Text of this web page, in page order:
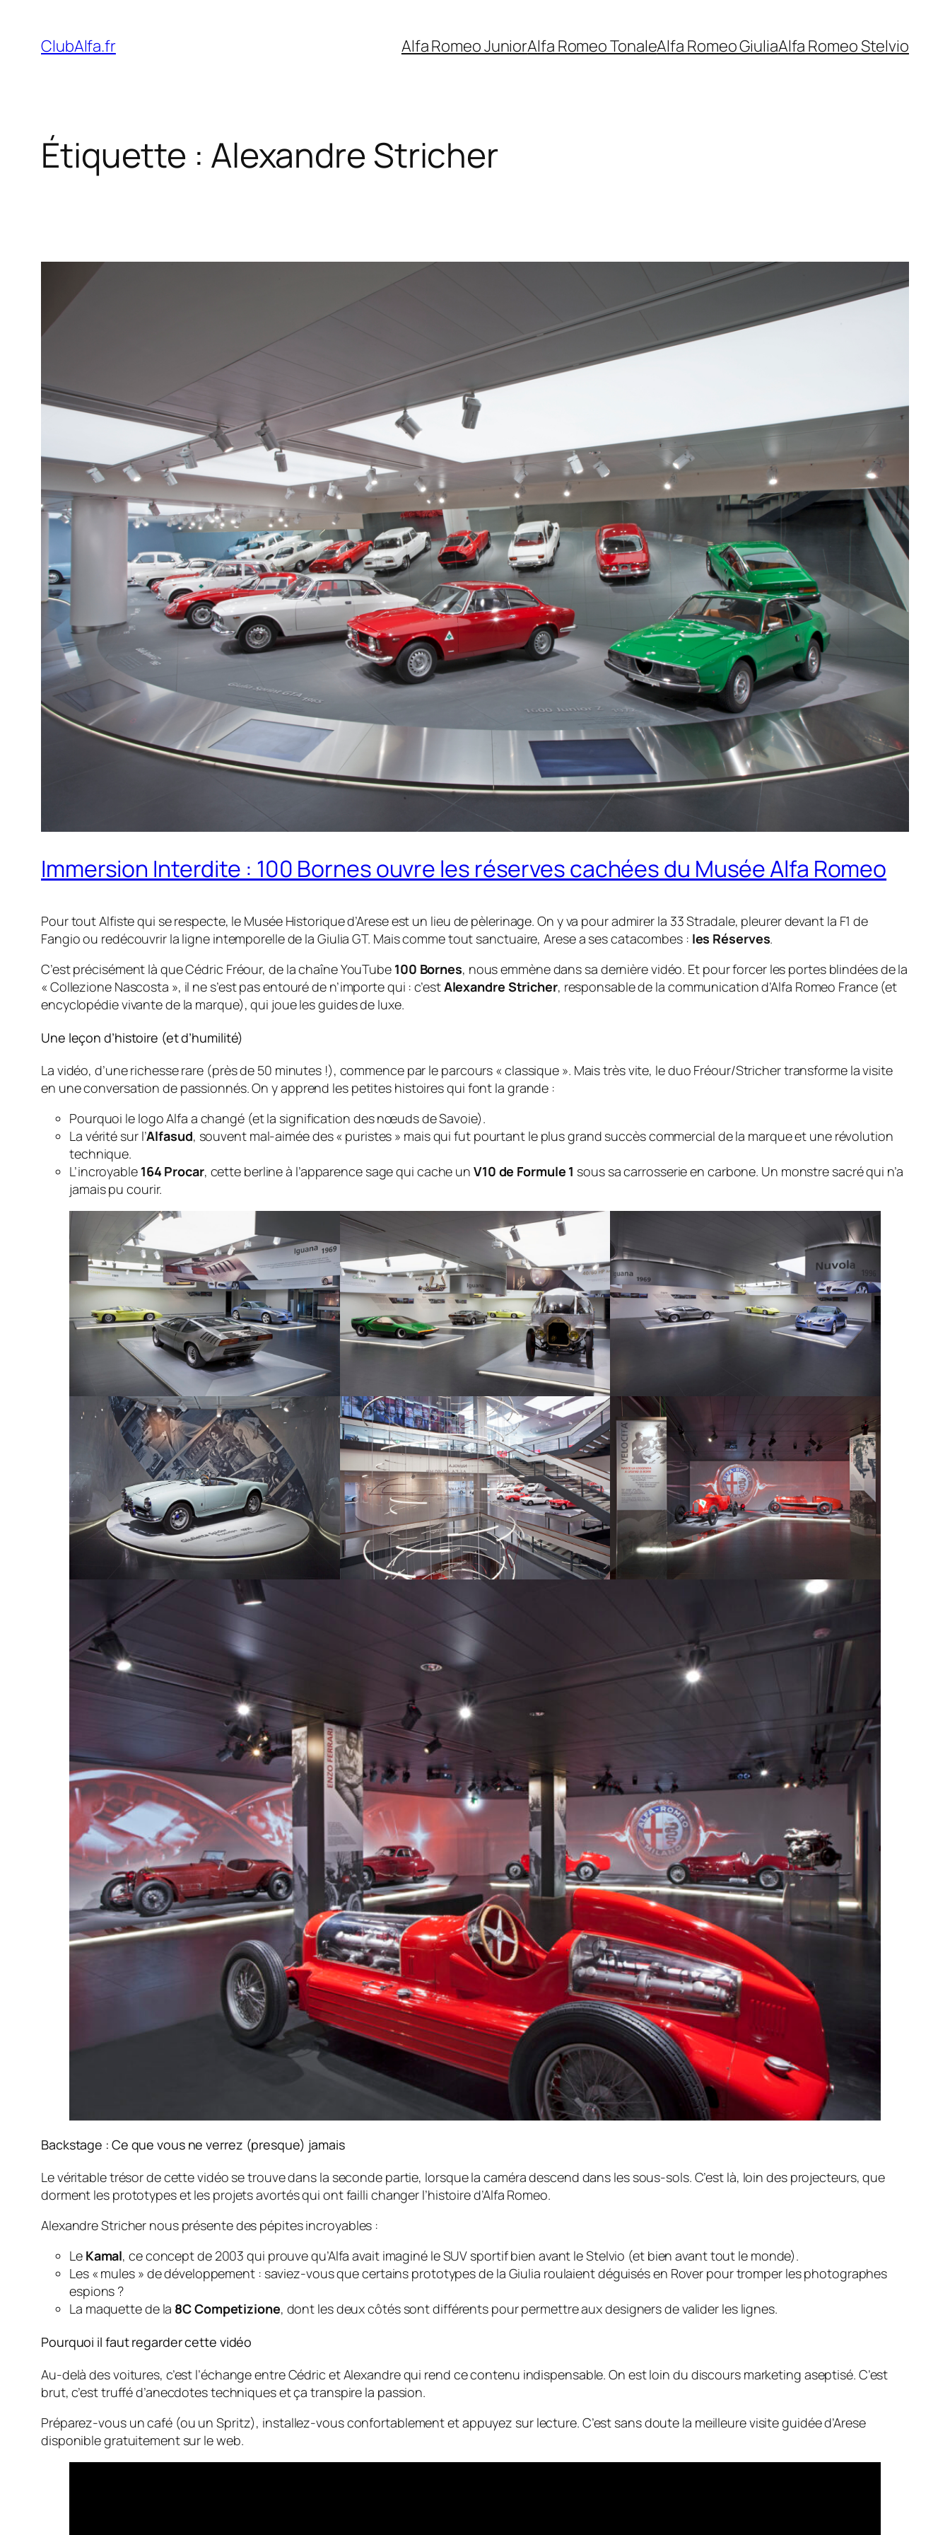
contenu
ClubAlfa.fr Alfa Romeo JuniorAlfa Romeo TonaleAlfa Romeo GiuliaAlfa Romeo Stelvio
Étiquette : Alexandre Stricher
Immersion Interdite : 100 Bornes ouvre les réserves cachées du Musée Alfa Romeo
Pour tout Alfiste qui se respecte, le Musée Historique d’Arese est un lieu de pèlerinage. On y va pour admirer la 33 Stradale, pleurer devant la F1 de
Fangio ou redécouvrir la ligne intemporelle de la Giulia GT. Mais comme tout sanctuaire, Arese a ses catacombes : les Réserves.
C’est précisément là que Cédric Fréour, de la chaîne YouTube 100 Bornes, nous emmène dans sa dernière vidéo. Et pour forcer les portes blindées de la
« Collezione Nascosta », il ne s’est pas entouré de n’importe qui : c’estAlexandre Stricher, responsable de la communication d’Alfa Romeo France (et
encyclopédie vivante de la marque), qui joue les guides de luxe.
Une leçon d’histoire (et d’humilité)
La vidéo, d’une richesse rare (près de 50 minutes !), commence par le parcours « classique ». Mais très vite, le duo Fréour/Stricher transforme la visite
en une conversation de passionnés. On y apprend les petites histoires qui font la grande :
Pourquoi le logo Alfa a changé (et la signification des nœuds de Savoie).
La vérité sur l’Alfasud, souvent mal-aimée des « puristes » mais qui fut pourtant le plus grand succès commercial de la marque et une révolution
technique.
L’incroyable 164 Procar, cette berline à l’apparence sage qui cache un V10 de Formule 1 sous sa carrosserie en carbone. Un monstre sacré qui n’a
jamais pu courir.
Backstage : Ce que vous ne verrez (presque) jamais
Le véritable trésor de cette vidéo se trouve dans la seconde partie, lorsque la caméra descend dans les sous-sols. C’est là, loin des projecteurs, que
dorment les prototypes et les projets avortés qui ont failli changer l’histoire d’Alfa Romeo.
Alexandre Stricher nous présente des pépites incroyables :
Le Kamal, ce concept de 2003 qui prouve qu’Alfa avait imaginé le SUV sportif bien avant le Stelvio (et bien avant tout le monde).
Les « mules » de développement : saviez-vous que certains prototypes de la Giulia roulaient déguisés en Rover pour tromper les photographes
espions ?
La maquette de la 8C Competizione, dont les deux côtés sont différents pour permettre aux designers de valider les lignes.
Pourquoi il faut regarder cette vidéo
Au-delà des voitures, c’est l’échange entre Cédric et Alexandre qui rend ce contenu indispensable. On est loin du discours marketing aseptisé. C’est
brut, c’est truffé d’anecdotes techniques et ça transpire la passion.
Préparez-vous un café (ou un Spritz), installez-vous confortablement et appuyez sur lecture. C’est sans doute la meilleure visite guidée d’Arese
disponible gratuitement sur le web.